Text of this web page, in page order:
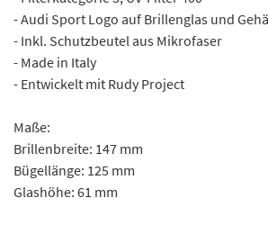
- Audi Sport Logo auf Brillenglas und
- Inkl. Schutzbeutel aus Mikrofaser
- Made in Italy
- Entwickelt mit Rudy Project
Maße:
Brillenbreite: 147 mm
Bügellänge: 125 mm
Glashöhe: 61 mm